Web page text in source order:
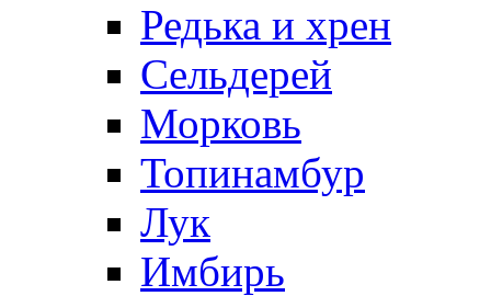
Редька и хрен
Сельдерей
Морковь
Топинамбур
Лук
Имбирь